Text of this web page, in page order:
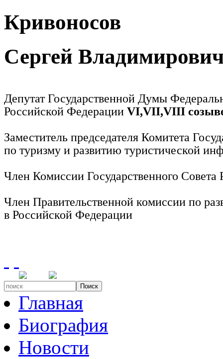
Кривоносов
Сергей
Депутат Государственной Думы
Российской Федерации VI,VII,VIII
Заместитель председателя Комитета
по туризму и развитию туристической
Член Комиссии Государственного
Член Правительственной комиссии по
в Российской Федерации
Поиск
Главная
Биография
Новости